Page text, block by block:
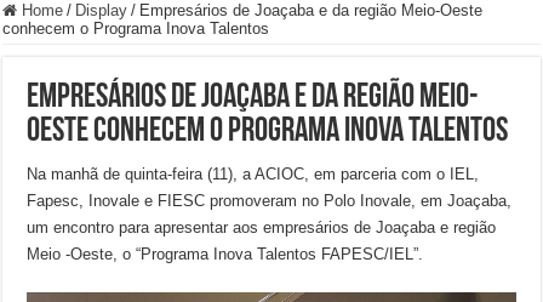
Home / Display / Empresários de Joaçaba e da região Meio-Oeste
conhecem o Programa Inova Talentos
Empresários de Joaçaba e da região Meio-
Oeste conhecem o Programa Inova Talentos
Na manhã de quinta-feira (11), a ACIOC, em parceria com o IEL,
Fapesc, Inovale e FIESC promoveram no Polo Inovale, em Joaçaba,
um encontro para apresentar aos empresários de Joaçaba e região
Meio -Oeste, o “Programa Inova Talentos FAPESC/IEL”.